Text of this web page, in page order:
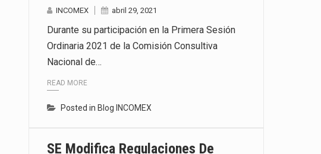
INCOMEX abril 29, 2021
Durante su participación en la Primera Sesión
Ordinaria 2021 de la Comisión Consultiva
Nacional de…
READ MORE
Posted in Blog INCOMEX
SE Modifica Regulaciones De